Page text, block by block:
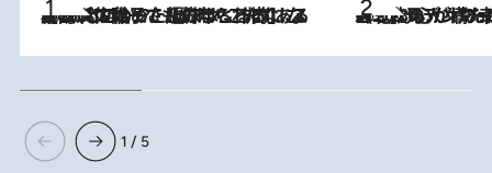
2026.8.5
【阿川佐和子さんの年とる力】なぜ70代で始めた趣味は“こんなに楽しい”のか？ ピアノ、俳句…スランプに陥っても続けられる“ある秘訣”とは 2026.8.8
《北欧の人々の幸福度が高いのは…》元デンマーク親善大使が出会った“心が満たされる暮らし”「いいかげんにヒュッゲしなさい！」
1 / 5